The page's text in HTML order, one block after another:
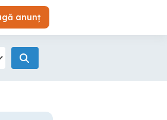
anunț